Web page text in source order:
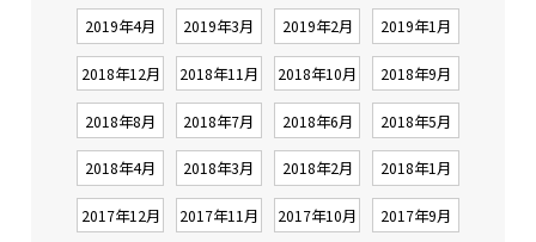
2019年4月 2019年3月 2019年2月 2019年1月
2018年12月 2018年11月 2018年10月 2018年9月
2018年8月 2018年7月 2018年6月 2018年5月
2018年4月 2018年3月 2018年2月 2018年1月
2017年12月 2017年11月 2017年10月 2017年9月